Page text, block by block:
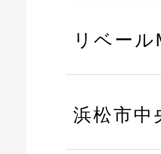
リベー
浜松市中